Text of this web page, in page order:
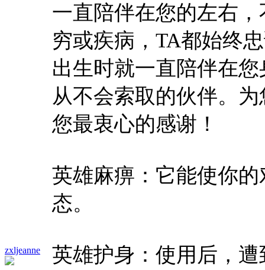
zxljeanne
一直陪伴在您的左右
穷或疾病，TA都始终
出生时就一直陪伴在
从不会索取的伙伴。
您最衷心的感谢！
英雄麻痹：它能使你
态。
英雄护身：使用后，